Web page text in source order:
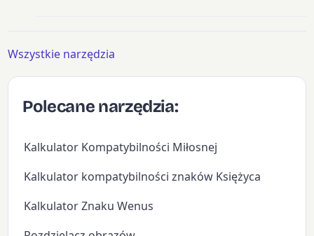
Wszystkie narzędzia
Polecane narzędzia:
Kalkulator Kompatybilności Miłosnej
Kalkulator kompatybilności znaków Księżyca
Kalkulator Znaku Wenus